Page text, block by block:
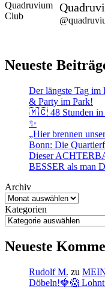
Neueste
Der längste Tag im
& Party im Park!
🇲🇨 48 Stunden in
✨
„Hier brennen
Bonn: Die
Dieser
BESSER als man
Archiv
Kategorien
Neueste
Rudolf M. zu
Döbeln!🍓😱